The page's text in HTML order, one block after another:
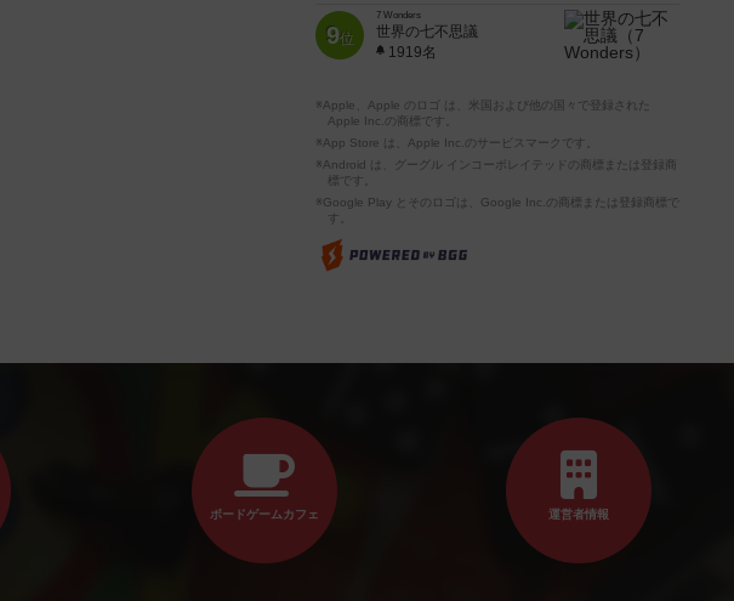
9位
7 Wonders
世界の七不思議
1919名
※Apple、Apple のロゴ は、米国および他の国々で登録された
Apple Inc.の商標です。
※App Store は、Apple Inc.のサービスマークです。
※Android は、グーグル インコーポレイテッドの商標または登録商
標です。
※Google Play とそのロゴは、Google Inc.の商標または登録商標で
す。
ボードゲームカフェ 運営者情報